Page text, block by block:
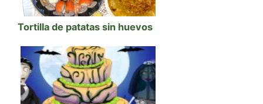
Tortilla de patatas sin huevos